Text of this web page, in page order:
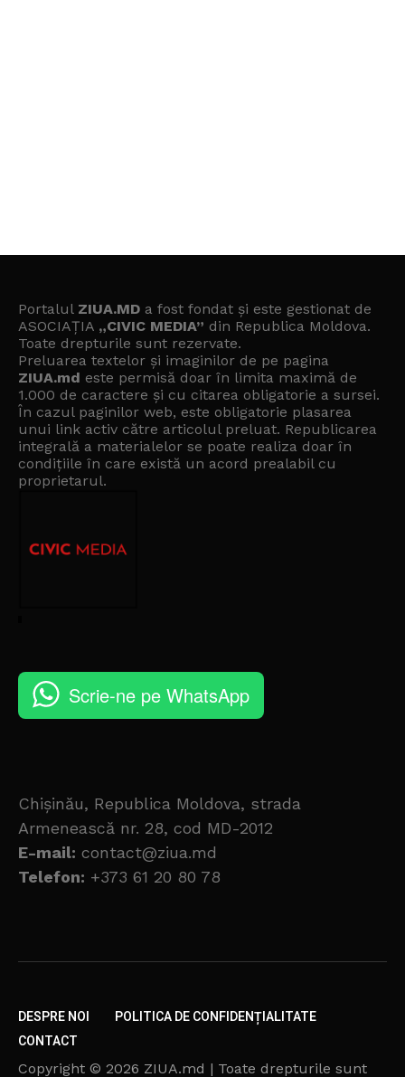
Portalul ZIUA.MD a fost fondat și este gestionat de
ASOCIAȚIA „CIVIC MEDIA” din Republica Moldova.
Toate drepturile sunt rezervate.
Preluarea textelor și imaginilor de pe pagina
ZIUA.md este permisă doar în limita maximă de
1.000 de caractere și cu citarea obligatorie a sursei.
În cazul paginilor web, este obligatorie plasarea
unui link activ către articolul preluat. Republicarea
integrală a materialelor se poate realiza doar în
condițiile în care există un acord prealabil cu
proprietarul.
Scrie-ne pe WhatsApp
Chișinău, Republica Moldova, strada
Armenească nr. 28, cod MD-2012
E-mail: contact@ziua.md
Telefon: +373 61 20 80 78
DESPRE NOI
POLITICA DE CONFIDENȚIALITATE
CONTACT
Copyright © 2026 ZIUA.md | Toate drepturile sunt